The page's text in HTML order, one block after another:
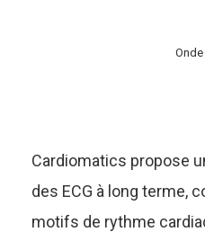
Onde
Cardiomatics propose
des ECG à long terme,
motifs de rythme